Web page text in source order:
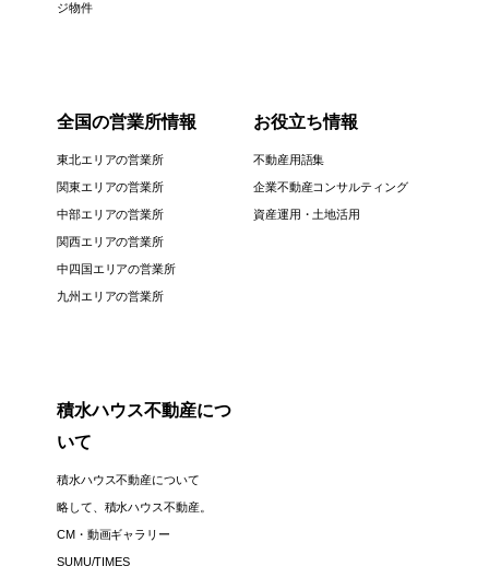
ジ物件
全国の営業所情報
東北エリアの営業所
関東エリアの営業所
中部エリアの営業所
関西エリアの営業所
中四国エリアの営業所
九州エリアの営業所
お役立ち情報
不動産用語集
企業不動産コンサルティング
資産運用・土地活用
積水ハウス不動産につ
いて
積水ハウス不動産について
略して、積水ハウス不動産。
CM・動画ギャラリー
SUMU/TIMES